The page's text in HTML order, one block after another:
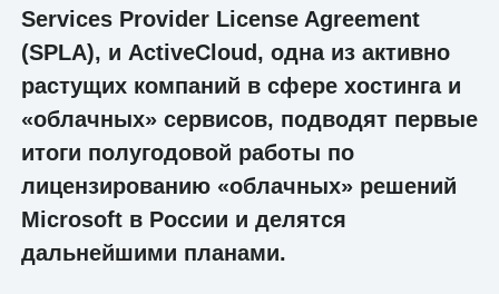
Services Provider License Agreement
(SPLA), и ActiveCloud, одна из активно
растущих компаний в сфере хостинга и
«облачных» сервисов, подводят первые
итоги полугодовой работы по
лицензированию «облачных» решений
Microsoft в России и делятся
дальнейшими планами.